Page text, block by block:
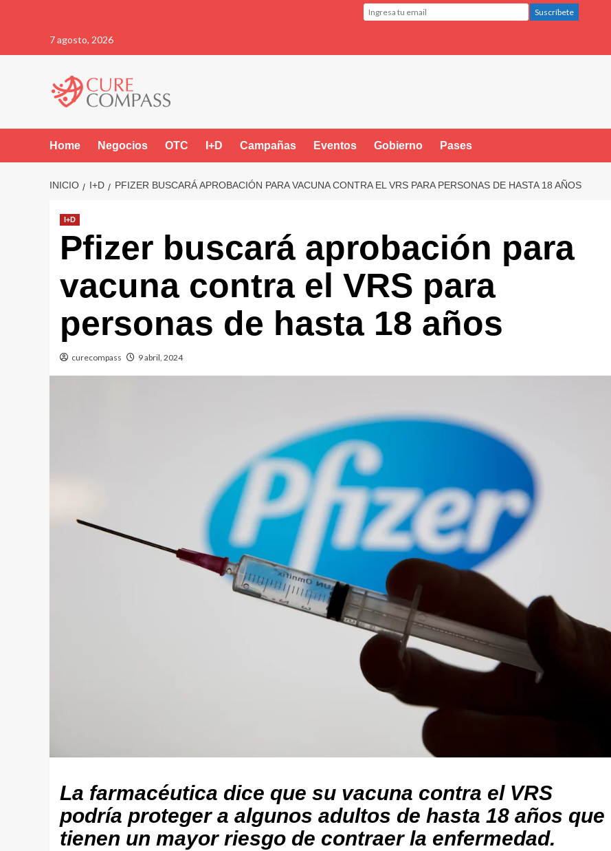
7 agosto, 2026
Home Negocios OTC I+D Campañas Eventos Gobierno Pases
INICIO I+D PFIZER BUSCARÁ APROBACIÓN PARA VACUNA CONTRA EL VRS PARA PERSONAS DE HASTA 18 AÑOS
I+D
Pfizer buscará aprobación para
vacuna contra el VRS para
personas de hasta 18 años
curecompass 9 abril, 2024
La farmacéutica dice que su vacuna contra el VRS
podría proteger a algunos adultos de hasta 18 años que
tienen un mayor riesgo de contraer la enfermedad.